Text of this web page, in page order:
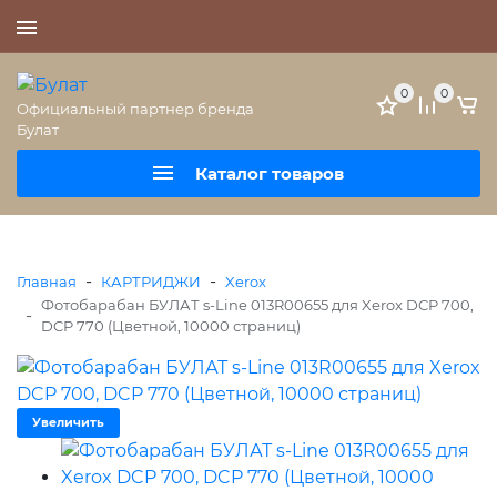
Официальный партнер бренда
Булат
Каталог товаров
0 0
Главная - КАРТРИДЖИ - Xerox
- Фотобарабан БУЛАТ s-Line 013R00655 для Xerox DCP 700,
DCP 770 (Цветной, 10000 страниц)
Увеличить